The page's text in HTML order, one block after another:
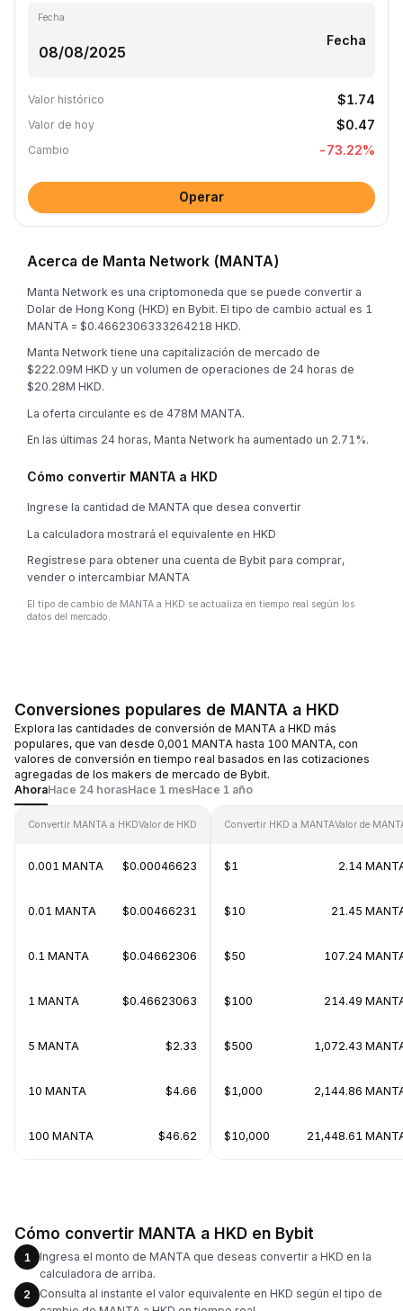
Fecha
Fecha
Valor histórico $1.74
Valor de hoy $0.47
Cambio -73.22%
Operar
Acerca de Manta Network (MANTA)
Manta Network es una criptomoneda que se puede convertir a
Dolar de Hong Kong (HKD) en Bybit. El tipo de cambio actual es 1
MANTA = $0.4662306333264218 HKD.
Manta Network tiene una capitalización de mercado de
$222.09M HKD y un volumen de operaciones de 24 horas de
$20.28M HKD.
La oferta circulante es de 478M MANTA.
En las últimas 24 horas, Manta Network ha aumentado un 2.71%.
Cómo convertir MANTA a HKD
Ingrese la cantidad de MANTA que desea convertir
La calculadora mostrará el equivalente en HKD
Regístrese para obtener una cuenta de Bybit para comprar,
vender o intercambiar MANTA
El tipo de cambio de MANTA a HKD se actualiza en tiempo real según los
datos del mercado.
Conversiones populares de MANTA a HKD
Explora las cantidades de conversión de MANTA a HKD más
populares, que van desde 0,001 MANTA hasta 100 MANTA, con
valores de conversión en tiempo real basados en las cotizaciones
agregadas de los makers de mercado de Bybit.
AhoraHace 24 horasHace 1 mesHace 1 año
Convertir MANTA a HKDValor de HKD
0.001 MANTA $0.00046623
0.01 MANTA $0.00466231
0.1 MANTA $0.04662306
1 MANTA $0.46623063
5 MANTA $2.33
10 MANTA $4.66
100 MANTA $46.62
Convertir HKD a MANTAValor de
$1 2.14
$10 21.45
$50 107.24
$100 214.49
$500 1,072.43
$1,000 2,144.86
$10,000 21,448.61
Cómo convertir MANTA a HKD en Bybit
1
Ingresa el monto de MANTA que deseas convertir a HKD en la
calculadora de arriba.
2
Consulta al instante el valor equivalente en HKD según el tipo de